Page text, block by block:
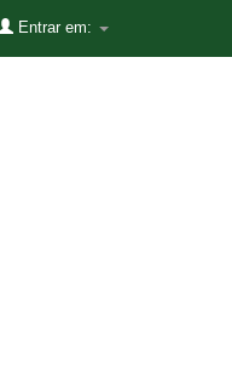
Entrar em: